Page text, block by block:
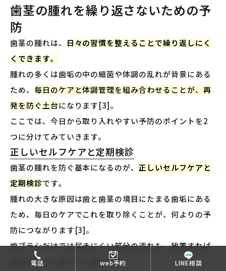
電話 web予約 LINE相談
歯茎の腫れを繰り返さないための予
防
歯茎の腫れは、
日々の習慣を整えることで繰り返しにく
くできます。
腫れの多くは歯垢の中の細菌や体調の乱れが背景にある
ため、 毎日のケアと体調管理を組み合わせることが、再
発を防ぐ土台になります[3]。
ここでは、今日から取り入れやすい予防のポイントを2
つに分けてみていきます。
正しいセルフケアと定期検診
歯茎の腫れを防ぐ基本になるのが、 正しいセルフケアと
定期検診です。
腫れの大きな原因は歯と歯茎の境目にたまる歯垢にある
ため、毎日のケアでこれを取り除くことが、何よりの予
防につながります[3]。
歯ブラシだけでは届きにくい部分の汚れも、放置すれば
炎症のもとになってしまいます。